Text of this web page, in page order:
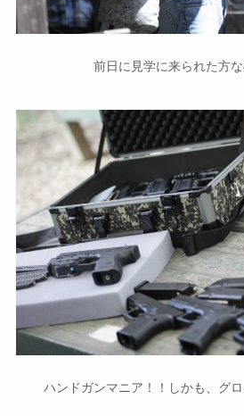
前日に見学に来られた方な
ハンドガンマニア！！しかも、グ